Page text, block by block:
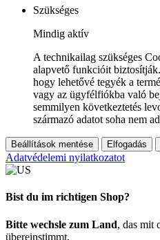
Szükséges
Mindig aktív
A technikailag szükséges
alapvető funkcióit
hogy lehetővé tegyék a
vagy az ügyfélfiókba való
semmilyen következtetés
származó adatot soha nem
Beállítások mentése Elfogadás
Adatvédelemi nyilatkozatot
Bist du im richtigen Shop?
Bitte wechsle zum Land, das mit
übereinstimmt.